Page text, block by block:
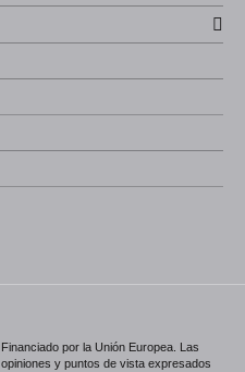
Financiado por la Unión Europea. Las
opiniones y puntos de vista expresados